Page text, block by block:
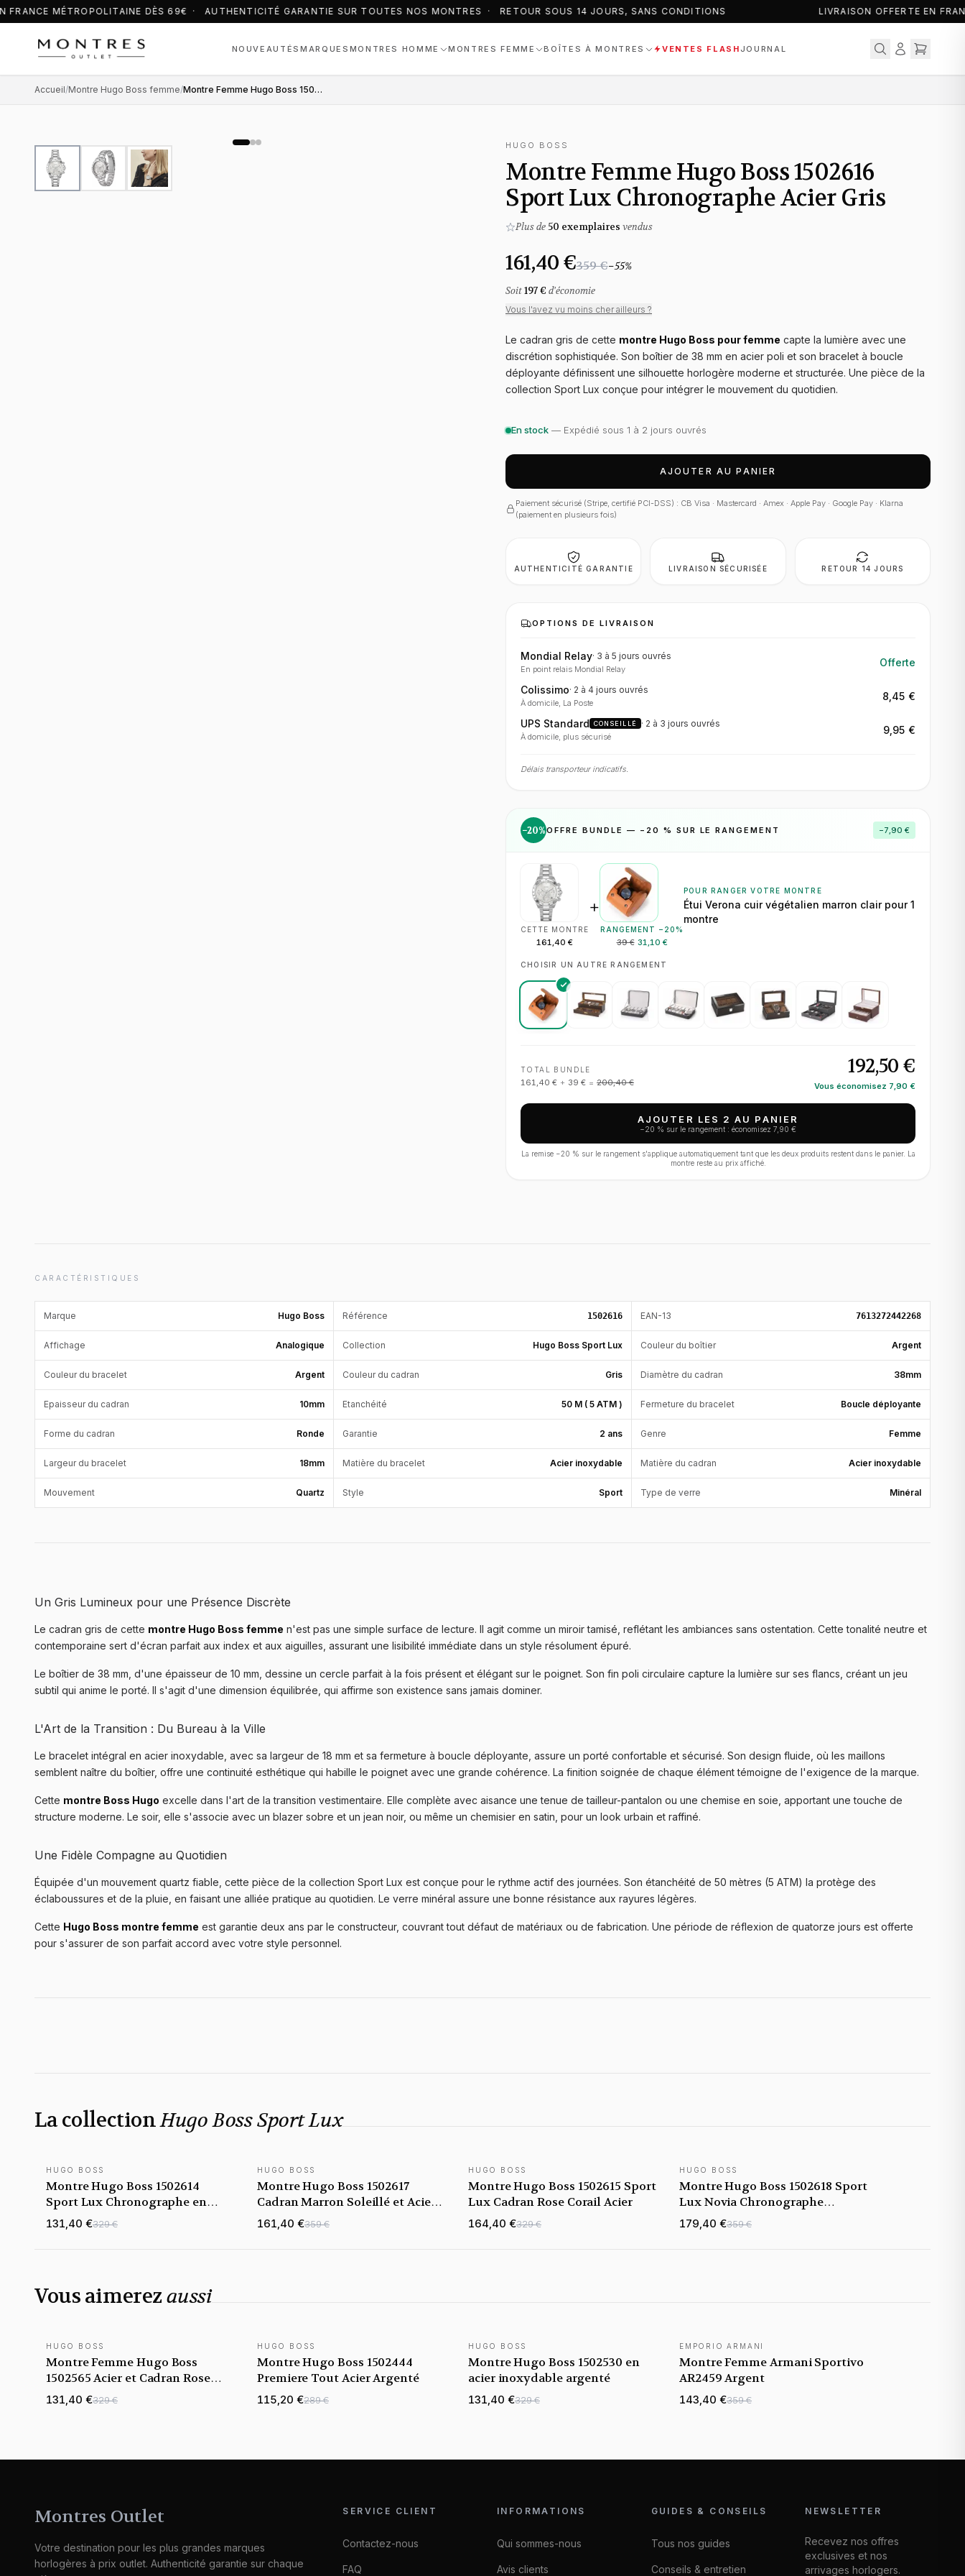
MÉTROPOLITAINE DÈS 69€ · AUTHENTICITÉ GARANTIE SUR TOUTES NOS MONTRES · RETOUR SOUS 14 JOURS, SANS CONDITIONS LIVRAISON OFFERTE EN
NOUVEAUTÉSMARQUES MONTRES HOMME MONTRES FEMME BOÎTES À MONTRES VENTES FLASH JOURNAL
Accueil/Montre Hugo Boss femme/ Montre Femme Hugo Boss 1502616 Sport Lux Chronographe Acier Gris
HUGO BOSS
Montre Femme Hugo Boss 1502616
Sport Lux Chronographe Acier Gris
Plus de50 exemplaires vendus
161,40 €359 €−55%
Soit197 € d'économie
Vous l'avez vu moins cher ailleurs ?
Le cadran gris de cette montre Hugo Boss pour femme capte la lumière avec une
discrétion sophistiquée. Son boîtier de 38 mm en acier poli et son bracelet à boucle
déployante définissent une silhouette horlogère moderne et structurée. Une pièce de la
collection Sport Lux conçue pour intégrer le mouvement du quotidien.
En stock — Expédié sous 1 à 2 jours ouvrés
AJOUTER AU PANIER
Paiement sécurisé (Stripe, certifié PCI-DSS) : CB Visa · Mastercard · Amex · Apple Pay · Google Pay · Klarna
(paiement en plusieurs fois)
AUTHENTICITÉ GARANTIE LIVRAISON SÉCURISÉE RETOUR 14 JOURS
OPTIONS DE LIVRAISON
Mondial Relay· 3 à 5 jours ouvrés
En point relais Mondial Relay
Offerte
Colissimo· 2 à 4 jours ouvrés
À domicile, La Poste
8,45 €
UPS Standard CONSEILLÉ · 2 à 3 jours ouvrés
À domicile, plus sécurisé
9,95 €
Délais transporteur indicatifs.
−20%OFFRE BUNDLE — − 20 % SUR LE RANGEMENT −7,90 €
CETTE MONTRE
161,40 €
+
RANGEMENT − 20 %
39 € 31,10 €
POUR RANGER VOTRE MONTRE
Étui Verona cuir végétalien marron clair pour 1
montre
CHOISIR UN AUTRE RANGEMENT
TOTAL BUNDLE
161,40 € + 39 € = 200,40 €
192,50 €
Vous économisez 7,90 €
AJOUTER LES 2 AU PANIER
−20 % sur le rangement : économisez 7,90 €
La remise −20 % sur le rangement s'applique automatiquement tant que les deux produits restent dans le panier. La
montre reste au prix affiché.
CARACTÉRISTIQUES
Marque Hugo Boss Référence 1502616 EAN-13 7613272442268
Affichage Analogique Collection Hugo Boss Sport Lux Couleur du boîtier Argent
Couleur du bracelet Argent Couleur du cadran Gris Diamètre du cadran 38mm
Epaisseur du cadran 10mm Etanchéité 50 M ( 5 ATM ) Fermeture du bracelet Boucle déployante
Forme du cadran Ronde Garantie 2 ans Genre Femme
Largeur du bracelet 18mm Matière du bracelet Acier inoxydable Matière du cadran Acier inoxydable
Mouvement Quartz Style Sport Type de verre Minéral
Un Gris Lumineux pour une Présence Discrète
Le cadran gris de cette montre Hugo Boss femme n'est pas une simple surface de lecture. Il agit comme un miroir tamisé, reflétant les ambiances sans ostentation. Cette tonalité neutre et
contemporaine sert d'écran parfait aux index et aux aiguilles, assurant une lisibilité immédiate dans un style résolument épuré.
Le boîtier de 38 mm, d'une épaisseur de 10 mm, dessine un cercle parfait à la fois présent et élégant sur le poignet. Son fin poli circulaire capture la lumière sur ses flancs, créant un jeu
subtil qui anime le porté. Il s'agit d'une dimension équilibrée, qui affirme son existence sans jamais dominer.
L'Art de la Transition : Du Bureau à la Ville
Le bracelet intégral en acier inoxydable, avec sa largeur de 18 mm et sa fermeture à boucle déployante, assure un porté confortable et sécurisé. Son design fluide, où les maillons
semblent naître du boîtier, offre une continuité esthétique qui habille le poignet avec une grande cohérence. La finition soignée de chaque élément témoigne de l'exigence de la marque.
Cette montre Boss Hugo excelle dans l'art de la transition vestimentaire. Elle complète avec aisance une tenue de tailleur-pantalon ou une chemise en soie, apportant une touche de
structure moderne. Le soir, elle s'associe avec un blazer sobre et un jean noir, ou même un chemisier en satin, pour un look urbain et raffiné.
Une Fidèle Compagne au Quotidien
Équipée d'un mouvement quartz fiable, cette pièce de la collection Sport Lux est conçue pour le rythme actif des journées. Son étanchéité de 50 mètres (5 ATM) la protège des
éclaboussures et de la pluie, en faisant une alliée pratique au quotidien. Le verre minéral assure une bonne résistance aux rayures légères.
Cette Hugo Boss montre femme est garantie deux ans par le constructeur, couvrant tout défaut de matériaux ou de fabrication. Une période de réflexion de quatorze jours est offerte
pour s'assurer de son parfait accord avec votre style personnel.
La collectionHugo Boss Sport Lux
HUGO BOSS
Montre Hugo Boss 1502614
Sport Lux Chronographe en
Acier Poli et Cadran Noir
131,40 €329 €
HUGO BOSS
Montre Hugo Boss 1502617
Cadran Marron Soleillé et Acier
Bicolore
161,40 €359 €
HUGO BOSS
Montre Hugo Boss 1502615 Sport
Lux Cadran Rose Corail Acier
164,40 €329 €
HUGO BOSS
Montre Hugo Boss 1502618 Sport
Lux Novia Chronographe
Bicolore Argent et Or
179,40 €359 €
Vous aimerezaussi
HUGO BOSS
Montre Femme Hugo Boss
1502565 Acier et Cadran Rose
Corail
131,40 €329 €
HUGO BOSS
Montre Hugo Boss 1502444
Premiere Tout Acier Argenté
115,20 €289 €
HUGO BOSS
Montre Hugo Boss 1502530 en
acier inoxydable argenté
131,40 €329 €
EMPORIO ARMANI
Montre Femme Armani Sportivo
AR2459 Argent
143,40 €359 €
Montres Outlet
Votre destination pour les plus grandes marques
horlogères à prix outlet. Authenticité garantie sur chaque
SERVICE CLIENT
Contactez-nous
FAQ
INFORMATIONS
Qui sommes-nous
Avis clients
GUIDES & CONSEILS
Tous nos guides
Conseils & entretien
NEWSLETTER
Recevez nos offres
exclusives et nos
arrivages horlogers.